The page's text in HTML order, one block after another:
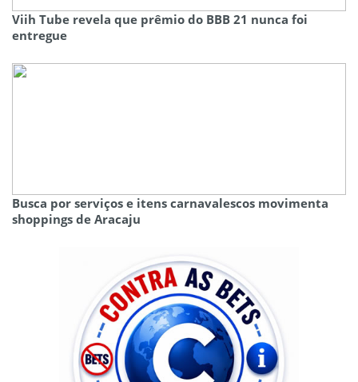
Viih Tube revela que prêmio do BBB 21 nunca foi
entregue
Busca por serviços e itens carnavalescos movimenta
shoppings de Aracaju